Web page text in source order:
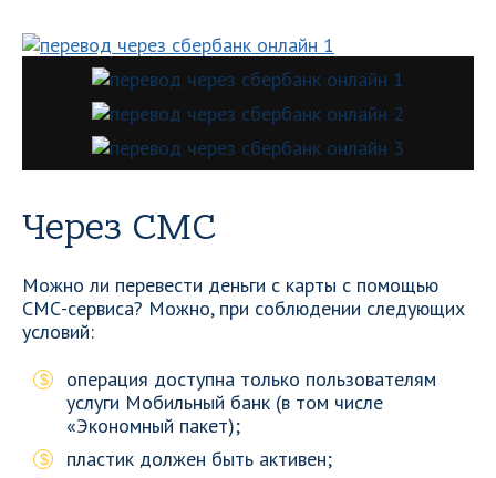
Через СМС
Можно ли перевести деньги с карты с помощью
СМС-сервиса? Можно, при соблюдении следующих
условий:
операция доступна только пользователям
услуги Мобильный банк (в том числе
«Экономный пакет);
пластик должен быть активен;